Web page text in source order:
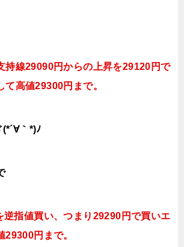
持線29090円からの上昇を29120円で
て高値29300円まで。
(*´∀｀*)ﾉ
逆指値買い、つまり29290円で買いエ
29300円まで。